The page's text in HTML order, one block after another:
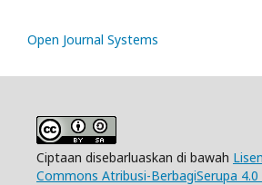
Open Journal Systems
Ciptaan disebarluaskan di bawah
Commons Atribusi-BerbagiSerupa